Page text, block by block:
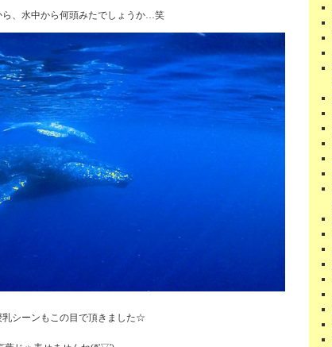
ら、水中から何頭みたでしょうか…笑
乳シーンもこの目で頂きました☆